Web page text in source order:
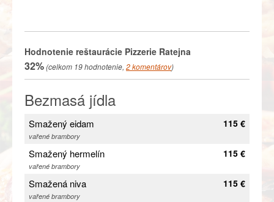
Hodnotenie reštaurácie Pizzerie Ratejna
32%(celkom 19hodnotenie, 2komentárov)
Bezmasá jídla
Smažený eidam
vařené brambory
115 €
Smažený hermelín
vařené brambory
115 €
Smažená niva
vařené brambory
115 €